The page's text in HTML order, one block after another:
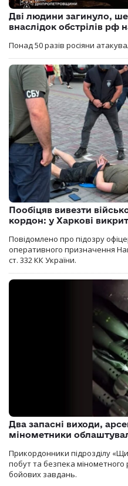
Дві людини загинуло,
внаслідок обстрілів рф
Понад 50 разів росіяни
Пообіцяв вивезти
кордон: у Харкові
Повідомлено про підозру
оперативного призначення
ст. 332 КК України.
Два запасні виходи,
мінометники
Прикордонники підрозділу
побут та безпека мінометного
бойових завдань.